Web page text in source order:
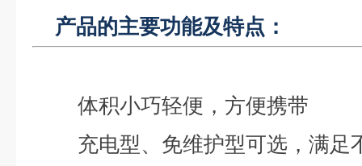
产品的主要功能及特点：
体积小巧轻便，方便携带
充电型、免维护型可选，满足